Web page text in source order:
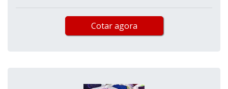
Cotar agora